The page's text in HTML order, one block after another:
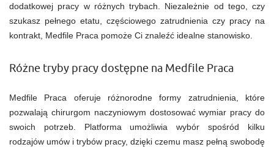
dodatkowej pracy w różnych trybach. Niezależnie od tego, czy
szukasz pełnego etatu, częściowego zatrudnienia czy pracy na
kontrakt, Medfile Praca pomoże Ci znaleźć idealne stanowisko.
Różne tryby pracy dostępne na Medfile Praca
Medfile Praca oferuje różnorodne formy zatrudnienia, które
pozwalają chirurgom naczyniowym dostosować wymiar pracy do
swoich potrzeb. Platforma umożliwia wybór spośród kilku
rodzajów umów i trybów pracy, dzięki czemu masz pełną swobodę